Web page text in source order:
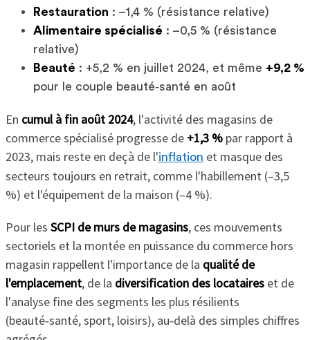
Restauration : –1,4 % (résistance relative)
Alimentaire spécialisé : –0,5 % (résistance
relative)
Beauté : +5,2 % en juillet 2024, et même +9,2 %
pour le couple beauté‑santé en août
En cumul à fin août 2024, l'activité des magasins de
commerce spécialisé progresse de +1,3 %par rapport à
2023, mais reste en deçà de l'inflation et masque des
secteurs toujours en retrait, comme l'habillement (–3,5
%) et l'équipement de la maison (–4 %).
Pour les SCPI de murs de magasins, ces mouvements
sectoriels et la montée en puissance du commerce hors
magasin rappellent l'importance de la qualité de
l'emplacement, de la diversification des locataireset de
l'analyse fine des segments les plus résilients
(beauté‑santé, sport, loisirs), au‑delà des simples chiffres